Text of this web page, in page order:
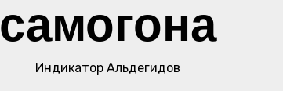
самогона
Индикатор Альдегидов